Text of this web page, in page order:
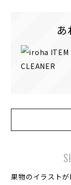
果物のイラスト